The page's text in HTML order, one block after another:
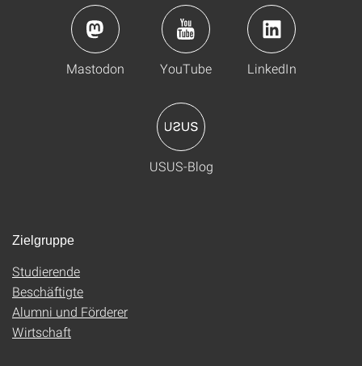
Mastodon YouTube LinkedIn
USUS-Blog
Zielgruppe
Studierende
Beschäftigte
Alumni und Förderer
Wirtschaft